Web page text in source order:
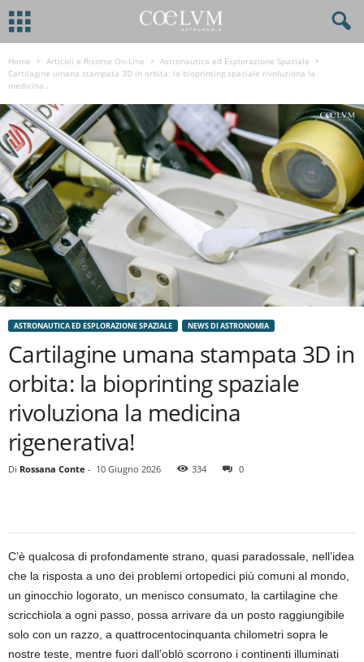
Home Articoli e Risorse On-Line
Astronautica ed Esplorazione Spaziale
Cartilagine umana stampata 3D in orbita: la bioprinting spaziale rivoluziona la
medicina...
ASTRONAUTICA ED ESPLORAZIONE SPAZIALE NEWS DI ASTRONOMIA
Cartilagine umana stampata 3D in
orbita: la bioprinting spaziale
rivoluziona la medicina
rigenerativa!
Di Rossana Conte - 10 Giugno 2026 334 0
C’è qualcosa di profondamente strano, quasi paradossale, nell’idea
che la risposta a uno dei problemi ortopedici più comuni al mondo,
un ginocchio logorato, un menisco consumato, la cartilagine che
scricchiola a ogni passo, possa arrivare da un posto raggiungibile
solo con un razzo, a quattrocentocinquanta chilometri sopra le
nostre teste, mentre fuori dall’oblò scorrono i continenti illuminati